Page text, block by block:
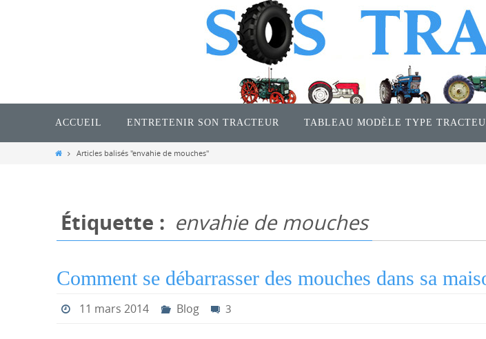
ACCUEIL ENTRETENIR SON TRACTEUR TABLEAU MODÈLE TYPE
HomeArticles balisés "envahie de mouches"
Étiquette : envahie de mouches
Comment se débarrasser des mouches dans sa
11 mars 2014 Blog 3